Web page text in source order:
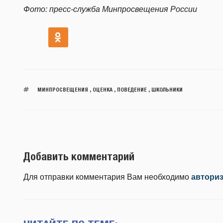
Фото: пресс-служба Минпросвещения России
МИНПРОСВЕЩЕНИЯ , ОЦЕНКА, ПОВЕДЕНИЕ, ШКОЛЬНИКИ
Добавить комментарий
Для отправки комментария Вам необходимо